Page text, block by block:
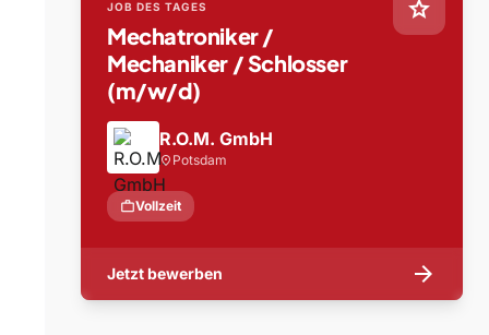
star
JOB DES TAGES
Mechatroniker /
Mechaniker / Schlosser
(m/w/d)
R.O.M. GmbH
location_on Potsdam
workVollzeit
Jetzt bewerben arrow_forward